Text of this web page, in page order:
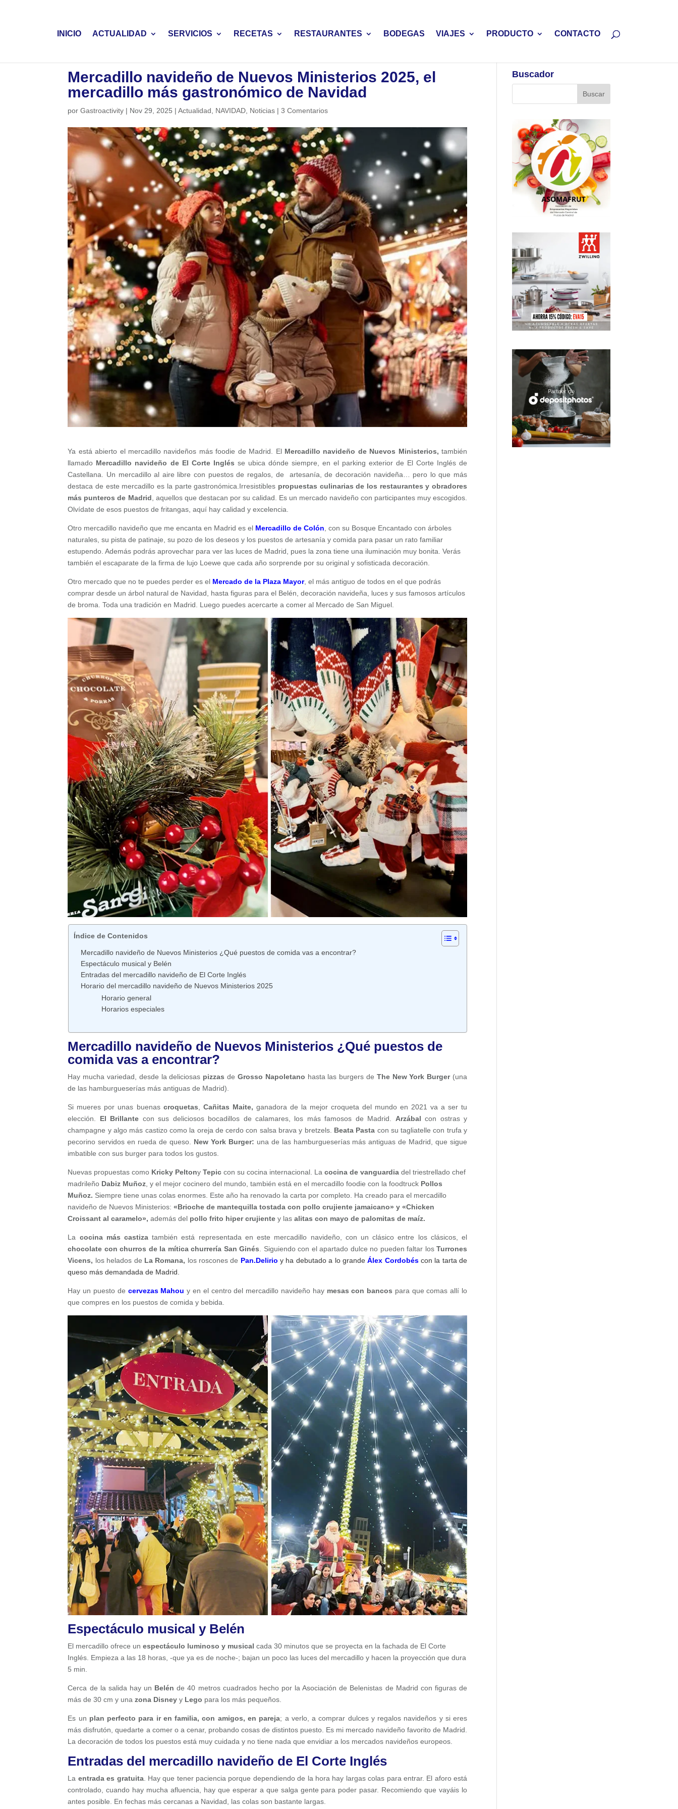
INICIO ACTUALIDAD SERVICIOS RECETAS RESTAURANTES BODEGAS VIAJES PRODUCTO CONTACTO
Mercadillo navideño de Nuevos Ministerios 2025, el
mercadillo más gastronómico de Navidad
porGastroactivity | Nov 29, 2025 |Actualidad NAVIDAD Noticias |3 Comentarios
Ya está abierto el mercadillo navideños más foodie de Madrid. El Mercadillo navideño de Nuevos Ministerios,también
llamado Mercadillo navideño de El Corte Inglés se ubica dónde siempre, en el parking exterior de El Corte Inglés de
Castellana. Un mercadillo al aire libre con puestos de regalos, de artesanía, de decoración navideña… pero lo que más
destaca de este mercadillo es la parte gastronómica. Irresistibles propuestas culinarias de los restaurantes y obradores
más punteros de Madrid , aquellos que destacan por su calidad. Es un mercado navideño con participantes muy escogidos.
Olvídate de esos puestos de fritangas, aquí hay calidad y excelencia.
Otro mercadillo navideño que me encanta en Madrid es el Mercadillo de Colón , con su Bosque Encantado con árboles
naturales, su pista de patinaje, su pozo de los deseos y los puestos de artesanía y comida para pasar un rato familiar
estupendo. Además podrás aprovechar para ver las luces de Madrid, pues la zona tiene una iluminación muy bonita. Verás
también el escaparate de la firma de lujo Loewe que cada año sorprende por su original y sofisticada decoración.
Otro mercado que no te puedes perder es el Mercado de la Plaza Mayor, el más antiguo de todos en el que podrás
comprar desde un árbol natural de Navidad, hasta figuras para el Belén, decoración navideña, luces y sus famosos artículos
de broma. Toda una tradición en Madrid. Luego puedes acercarte a comer al Mercado de San Miguel.
Índice de Contenidos
Mercadillo navideño de Nuevos Ministerios ¿Qué puestos de comida vas a encontrar?
Espectáculo musical y Belén
Entradas del mercadillo navideño de El Corte Inglés
Horario del mercadillo navideño de Nuevos Ministerios 2025
Horario general
Horarios especiales
Mercadillo navideño de Nuevos Ministerios ¿Qué puestos de
comida vas a encontrar?
Hay mucha variedad, desde la deliciosas pizzas de Grosso Napoletano hasta las burgers de The New York Burger(una
de las hamburgueserías más antiguas de Madrid).
Si mueres por unas buenas croquetas, Cañitas Maite, ganadora de la mejor croqueta del mundo en 2021 va a ser tu
elección. El Brillante con sus deliciosos bocadillos de calamares, los más famosos de Madrid. Arzábalcon ostras y
champagne y algo más castizo como la oreja de cerdo con salsa brava y bretzels. Beata Pasta con su tagliatelle con trufa y
pecorino servidos en rueda de queso. New York Burger: una de las hamburgueserías más antiguas de Madrid, que sigue
imbatible con sus burger para todos los gustos.
Nuevas propuestas como Kricky PeltonyTepic con su cocina internacional. Lacocina de vanguardia del triestrellado chef
madrileño Dabiz Muñoz, y el mejor cocinero del mundo, también está en el mercadillo foodie con la foodtruck Pollos
Muñoz. Siempre tiene unas colas enormes. Este año ha renovado la carta por completo. Ha creado para el mercadillo
navideño de Nuevos Ministerios: «Brioche de mantequilla tostada con pollo crujiente jamaicano» y «Chicken
Croissant al caramelo»,además del pollo frito hiper crujientey las alitas con mayo de palomitas de maíz.
La cocina más castiza también está representada en este mercadillo navideño, con un clásico entre los clásicos, el
chocolate con churros de la mítica churrería San Ginés. Siguiendo con el apartado dulce no pueden faltar losTurrones
Vicens, los helados de La Romana, los roscones de Pan.Delirio y ha debutado a lo grandeÁlex Cordobéscon la tarta de
queso más demandada de Madrid.
Hay un puesto de cervezas Mahou y en el centro del mercadillo navideño hay mesas con bancos para que comas allí lo
que compres en los puestos de comida y bebida.
Espectáculo musical y Belén
El mercadillo ofrece unespectáculo luminoso y musical cada 30 minutos que se proyecta en la fachada de El Corte
Inglés. Empieza a las 18 horas, -que ya es de noche-; bajan un poco las luces del mercadillo y hacen la proyección que dura
5 min.
Cerca de la salida hay un Belén de 40 metros cuadrados hecho por la Asociación de Belenistas de Madrid con figuras de
más de 30 cm y unazona Disney y Lego para los más pequeños.
Es un plan perfecto para ir en familia, con amigos, en pareja; a verlo, a comprar dulces y regalos navideños y si eres
más disfrutón, quedarte a comer o a cenar, probando cosas de distintos puesto. Es mi mercado navideño favorito de Madrid.
La decoración de todos los puestos está muy cuidada y no tiene nada que envidiar a los mercados navideños europeos.
Entradas del mercadillo navideño de El Corte Inglés
La entrada es gratuita. Hay que tener paciencia porque dependiendo de la hora hay largas colas para entrar. El aforo está
controlado, cuando hay mucha afluencia, hay que esperar a que salga gente para poder pasar. Recomiendo que vayáis lo
antes posible. En fechas más cercanas a Navidad, las colas son bastante largas.
Buscador